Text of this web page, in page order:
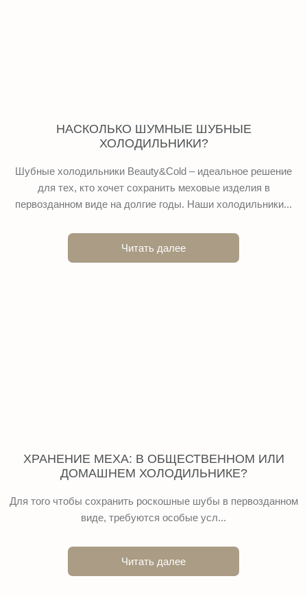
НАСКОЛЬКО ШУМНЫЕ ШУБНЫЕ
ХОЛОДИЛЬНИКИ?
Шубные холодильники Beauty&Cold – идеальное решение
для тех, кто хочет сохранить меховые изделия в
первозданном виде на долгие годы. Наши холодильники...
Читать далее
ХРАНЕНИЕ МЕХА: В ОБЩЕСТВЕННОМ ИЛИ
ДОМАШНЕМ ХОЛОДИЛЬНИКЕ?
Для того чтобы сохранить роскошные шубы в первозданном
виде, требуются особые усл...
Читать далее